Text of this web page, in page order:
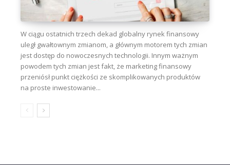
W ciągu ostatnich trzech dekad globalny rynek finansowy
uległ gwałtownym zmianom, a głównym motorem tych zmian
jest dostęp do nowoczesnych technologii. Innym ważnym
powodem tych zmian jest fakt, że marketing finansowy
przeniósł punkt ciężkości ze skomplikowanych produktów
na proste inwestowanie...